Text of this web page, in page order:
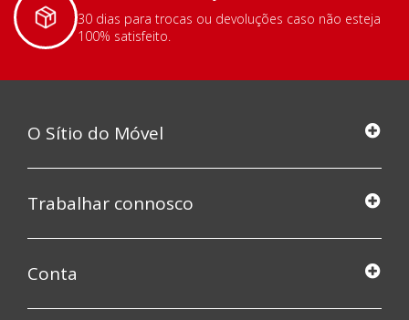
30 dias para trocas ou devoluções caso não esteja
100% satisfeito.
O Sítio do Móvel
Trabalhar connosco
Conta